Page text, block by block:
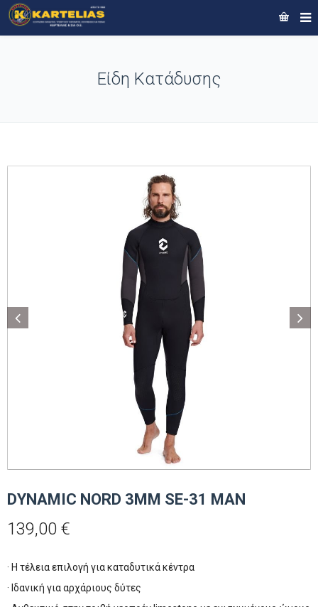
Είδη Κατάδυσης
DYNAMIC NORD 3MM SE-31 MAN
139,00 €
· Η τέλεια επιλογή για καταδυτικά κέντρα
· Ιδανική για αρχάριους δύτες